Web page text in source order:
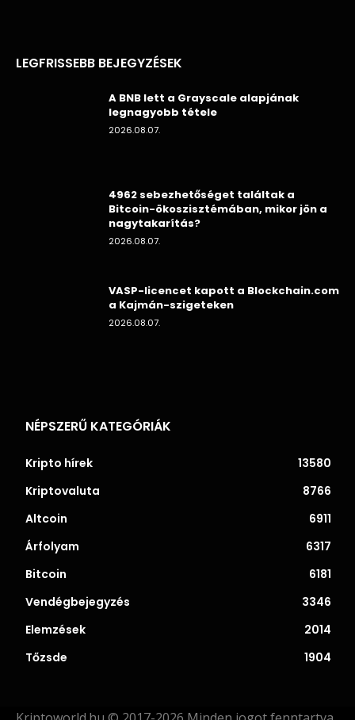
LEGFRISSEBB BEJEGYZÉSEK
A BNB lett a Grayscale alapjának
legnagyobb tétele
2026.08.07.
4962 sebezhetőséget találtak a
Bitcoin-ökoszisztémában, mikor jön a
nagytakarítás?
2026.08.07.
VASP-licencet kapott a Blockchain.com
a Kajmán-szigeteken
2026.08.07.
NÉPSZERŰ KATEGÓRIÁK
Kripto hírek
13580
Kriptovaluta
8766
Altcoin
6911
Árfolyam
6317
Bitcoin
6181
Vendégbejegyzés
3346
Elemzések
2014
Tőzsde
1904